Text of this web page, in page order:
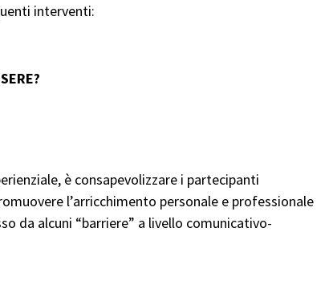
interventi:
è consapevolizzare i partecipanti
l’arricchimento personale e professionale
da alcuni “barriere” a livello comunicativo-